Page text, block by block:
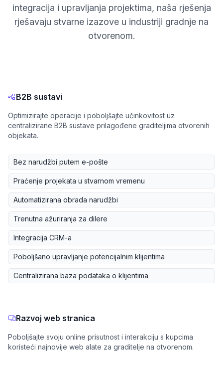
integracija i upravljanja projektima, naša rješenja
rješavaju stvarne izazove u industriji gradnje na
otvorenom.
B2B sustavi
Optimizirajte operacije i poboljšajte učinkovitost uz
centralizirane B2B sustave prilagođene graditeljima otvorenih
objekata.
Bez narudžbi putem e-pošte
Praćenje projekata u stvarnom vremenu
Automatizirana obrada narudžbi
Trenutna ažuriranja za dilere
Integracija CRM-a
Poboljšano upravljanje potencijalnim klijentima
Centralizirana baza podataka o klijentima
Razvoj web stranica
Poboljšajte svoju online prisutnost i interakciju s kupcima
koristeći najnovije web alate za graditelje na otvorenom.